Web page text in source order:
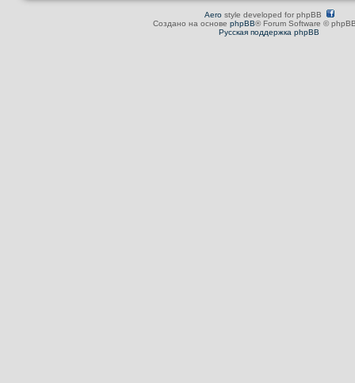
Aerostyle developed for phpBB
Создано на основе phpBB® Forum Software ©
Русская поддержка phpBB